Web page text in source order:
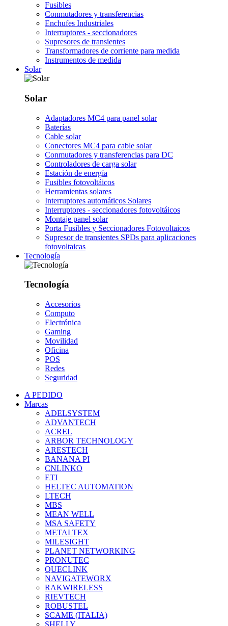
Fusibles
Conmutadores y transferencias
Enchufes Industriales
Interruptores - seccionadores
Supresores de transientes
Transformadores de corriente para medida
Instrumentos de medida
Solar
Solar
Adaptadores MC4 para panel solar
Baterías
Cable solar
Conectores MC4 para cable solar
Conmutadores y transferencias para DC
Controladores de carga solar
Estación de energía
Fusibles fotovoltáicos
Herramientas solares
Interruptores automáticos Solares
Interruptores - seccionadores fotovoltáicos
Montaje panel solar
Porta Fusibles y Seccionadores Fotovoltaicos
Supresor de transientes SPDs para aplicaciones
fotovoltaicas
Tecnología
Tecnología
Accesorios
Computo
Electrónica
Gaming
Movilidad
Oficina
POS
Redes
Seguridad
A PEDIDO
Marcas
ADELSYSTEM
ADVANTECH
ACREL
ARBOR TECHNOLOGY
ARESTECH
BANANA PI
CNLINKO
ETI
HELTEC AUTOMATION
LTECH
MBS
MEAN WELL
MSA SAFETY
METALTEX
MILESIGHT
PLANET NETWORKING
PRONUTEC
QUECLINK
NAVIGATEWORX
RAKWIRELESS
RIEVTECH
ROBUSTEL
SCAME (ITALIA)
SHELLY